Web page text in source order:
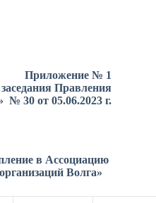
Приложение № 1
Правления
30 от 05.06.2023 г.
в Ассоциацию
Волга»